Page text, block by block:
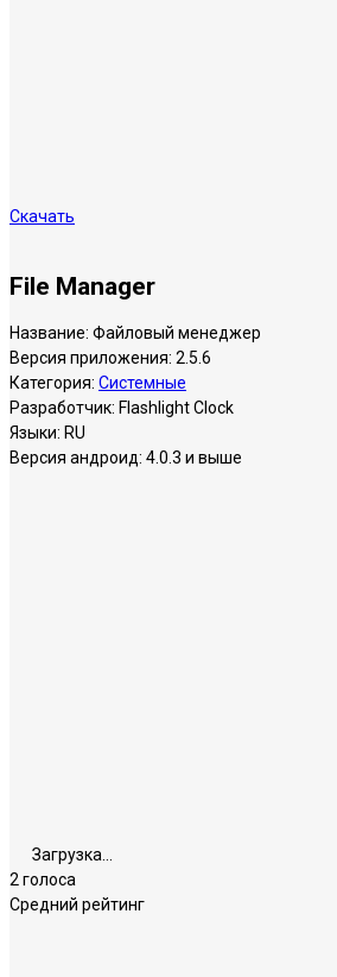
Скачать
File Manager
Название: Файловый менеджер
Версия приложения: 2.5.6
Категория: Системные
Разработчик: Flashlight Clock
Языки: RU
Версия андроид: 4.0.3 и выше
Загрузка...
2 голоса
Средний рейтинг